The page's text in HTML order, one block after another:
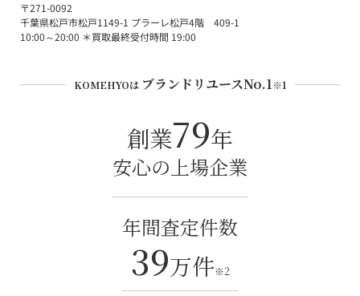
〒271-0092
千葉県松戸市松戸1149-1 プラーレ松戸4階 409-1
10:00～20:00 ＊買取最終受付時間 19:00
KOMEHYOは ブランドリユースNo.1※1
創業79年
安心の上場企業
年間査定件数
39万件※2